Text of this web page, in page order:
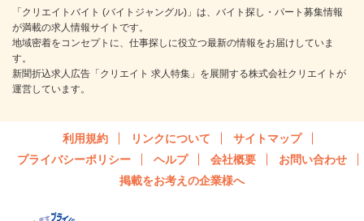
「クリエイトバイト (バイトジャングル)」は、バイト探し・パート募集情報
が満載の求人情報サイトです。
地域密着をコンセプトに、仕事探しに役立つ最新の情報をお届けしていま
す。
新聞折込求人広告「クリエイト 求人特集」を展開する株式会社クリエイトが
運営しています。
利用規約 リンクについて
サイトマップ
プライバシーポリシー
ヘルプ 会社概要
お問い合わせ
掲載をお考えの企業様へ